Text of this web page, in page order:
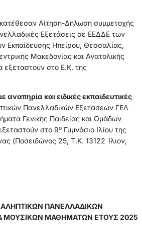
Αίτηση-Δήλωση συμμετοχής
Εξετάσεις σε ΕΕΔΔΕ των
Εκπαίδευσης Ηπείρου, Θεσσαλίας,
Μακεδονίας και Ανατολικής
στο Ε.Κ. της
αναπηρία και ειδικές εκπαιδευτικές
Πανελλαδικών Εξετάσεων ΓΕΛ
Γενικής Παιδείας και Ομάδων
στο 9οΓυμνάσιο Ιλίου της
(Ποσειδώνος 25, Τ.Κ. 13122 Ίλιον,
ΠΑΝΕΛΛΑΔΙΚΩΝ
ΜΟΥΣΙΚΩΝ ΜΑΘΗΜΑΤΩΝ ΕΤΟΥΣ 2025